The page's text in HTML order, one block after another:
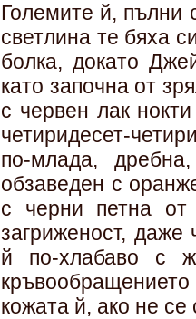
Големите й, пълни
светлина те бяха
болка, докато
като започна от
с червен лак
четиридесет-
по-млада,
обзаведен с
с черни петна
загриженост, даже
й по-хлабаво с
кожата й, ако не се